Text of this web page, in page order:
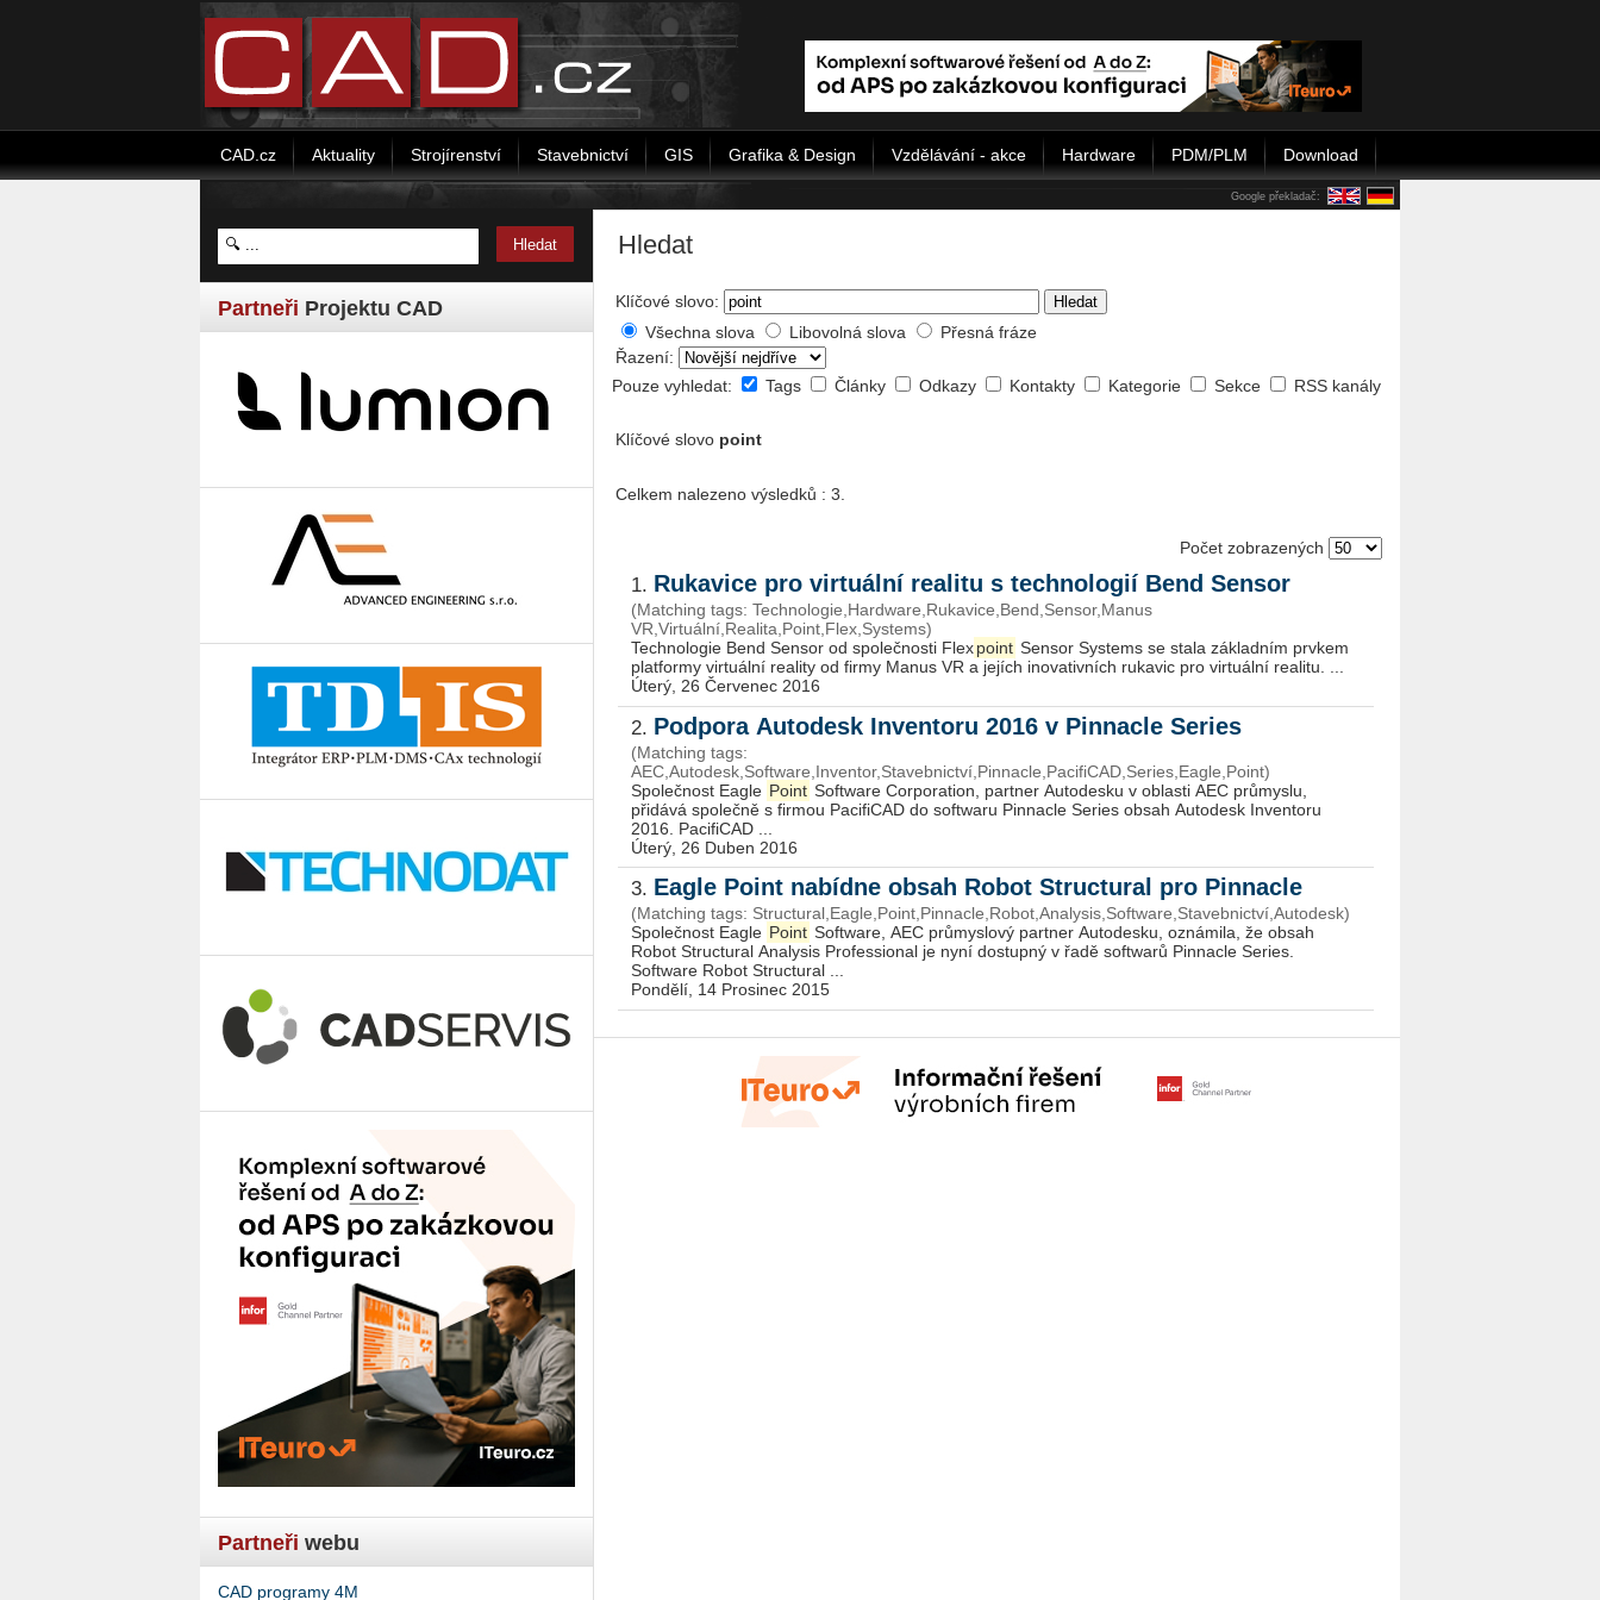
CAD.cz Aktuality Strojírenství Stavebnictví GIS Grafika & Design Vzdělávání - akce Hardware PDM/PLM Download
Google překladač:
Partneři Projektu CAD
Partneři webu
CAD programy 4M
Hledat
Klíčové slovo: Hledat
Všechna slova Libovolná slova
Přesná fráze
Řazení:
Pouze vyhledat:
Tags Články Odkazy Kontakty Kategorie Sekce RSS kanály
Klíčové slovo point
Celkem nalezeno výsledků : 3.
Počet zobrazených
1. Rukavice pro virtuální realitu s technologií Bend Sensor
(Matching tags: Technologie,Hardware,Rukavice,Bend,Sensor,Manus
VR,Virtuální,Realita,Point,Flex,Systems)
Technologie Bend Sensor od společnosti Flex point Sensor Systems se stala základním prvkem
platformy virtuální reality od firmy Manus VR a jejích inovativních rukavic pro virtuální realitu. ...
Úterý, 26 Červenec 2016
2. Podpora Autodesk Inventoru 2016 v Pinnacle Series
(Matching tags:
AEC,Autodesk,Software,Inventor,Stavebnictví,Pinnacle,PacifiCAD,Series,Eagle,Point)
Společnost Eagle Point Software Corporation, partner Autodesku v oblasti AEC průmyslu,
přidává společně s firmou PacifiCAD do softwaru Pinnacle Series obsah Autodesk Inventoru
2016. PacifiCAD ...
Úterý, 26 Duben 2016
3. Eagle Point nabídne obsah Robot Structural pro Pinnacle
(Matching tags: Structural,Eagle,Point,Pinnacle,Robot,Analysis,Software,Stavebnictví,Autodesk)
Společnost Eagle Point Software, AEC průmyslový partner Autodesku, oznámila, že obsah
Robot Structural Analysis Professional je nyní dostupný v řadě softwarů Pinnacle Series.
Software Robot Structural ...
Pondělí, 14 Prosinec 2015